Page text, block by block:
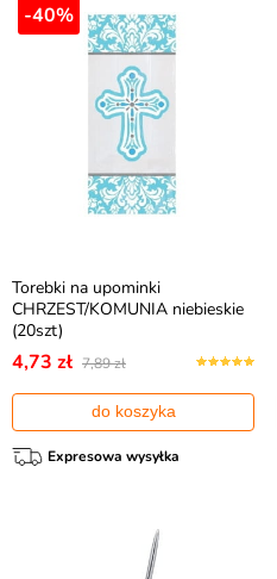
-40%
Torebki na upominki
CHRZEST/KOMUNIA niebieskie
(20szt)
4,73 zł 7,89 zł
do koszyka
Expresowa wysyłka